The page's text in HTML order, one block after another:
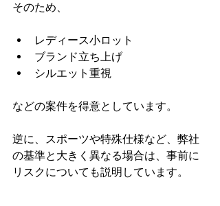
そのため、
レディース小ロット
ブランド立ち上げ
シルエット重視
などの案件を得意としています。
逆に、スポーツや特殊仕様など、弊社
の基準と大きく異なる場合は、事前に
リスクについても説明しています。